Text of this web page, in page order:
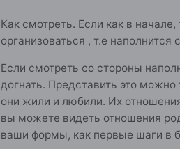
Как смотреть. Если как в
организоваться , т.е
Если смотреть со стороны
догнать. Представить это
они жили и любили. Их
вы можете видеть отношения
ваши формы, как первые шаги в